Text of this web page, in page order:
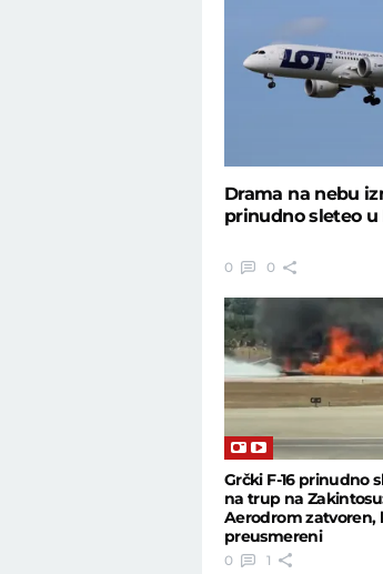
Drama na nebu
prinudno sleteo u
0 0
Grčki F-16 prinudno
na trup na
Aerodrom zatvoren,
preusmereni
0 1